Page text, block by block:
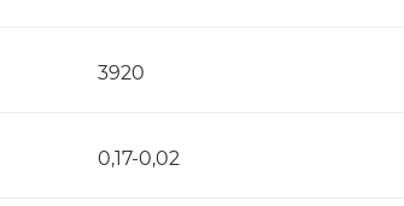
3920
0,17-0,02